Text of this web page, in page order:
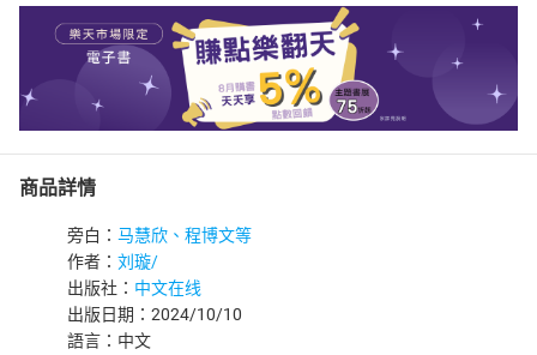
商品詳情
旁白： 马慧欣、程博文等
作者： 刘璇/
出版社： 中文在线
出版日期：2024/10/10
語言：中文